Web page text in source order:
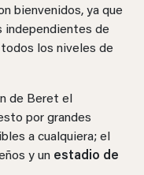
bienvenidos, ya que
independientes de
los niveles de
de Beret el
por grandes
a cualquiera; el
y un estadio de